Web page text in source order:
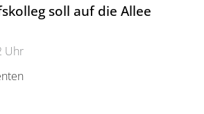
soll auf die Allee
Uhr
soll auf die Allee umziehen